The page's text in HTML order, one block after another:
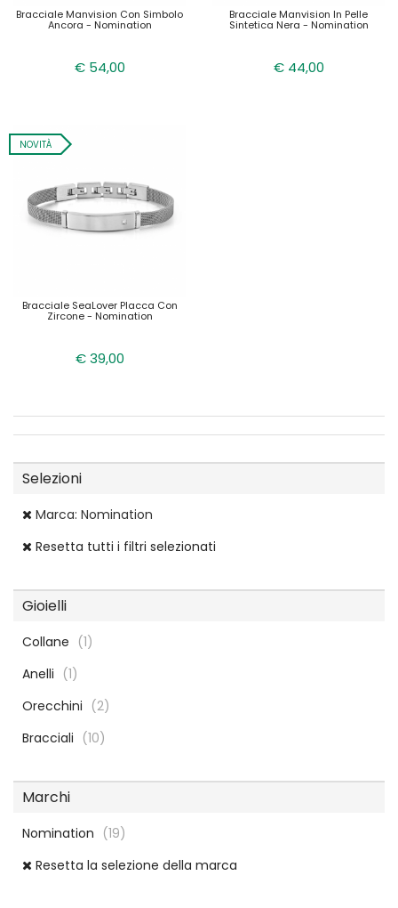
Bracciale Manvision Con Simbolo
Ancora - Nomination
€ 54,00
Bracciale Manvision In Pelle
Sintetica Nera - Nomination
€ 44,00
NOVITÀ
Bracciale SeaLover Placca Con
Zircone - Nomination
€ 39,00
Selezioni
Marca: Nomination
Resetta tutti i filtri selezionati
Gioielli
Collane (1)
Anelli (1)
Orecchini (2)
Bracciali (10)
Marchi
Nomination (19)
Resetta la selezione della marca